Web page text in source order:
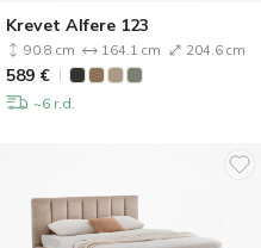
Krevet Alfere 123
90.8 cm 164.1 cm 204.6 cm
589 €
~6 r.d.